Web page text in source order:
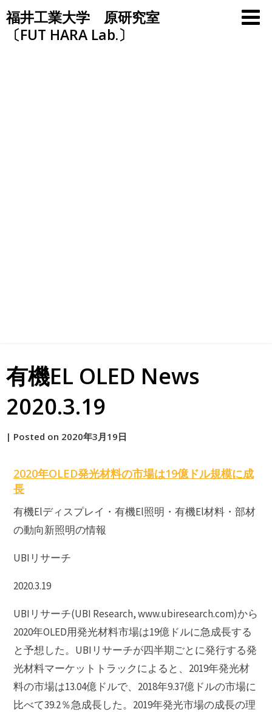
Skip
to
content
福井工業大学 原研究室
〔FUT HARA Lab.〕
有機EL OLED News
2020.3.19
by
| Posted on 2020年3月19日
2020年OLED発光材料の市場は19億ドル規模に成
長
有機Elディスプレイ・有機El照明・有機El材料・部材
の動向新照明の情報
UBIリサーチ
2020.3.19
UBIリサーチ(UBI Research, www.ubiresearch.com)から
2020年OLED用発光材料市場は19億ドルに急成長する
と予想した。UBIリサーチが四半期ごとに発行する発
光材料マーケットトラックによると、2019年発光材
料の市場は13.04億ドルで、2018年9.37億ドルの市場に
比べて39.2％急成長した。2019年発光市場の成長の理